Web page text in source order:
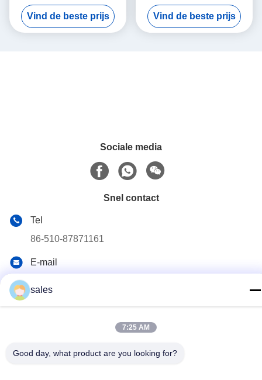
Gegalvaniseerde
Oppervlakte ASTM570 van
Pool 138KV van het Staalnut
Vind de beste prijs
M48-de Graad van
Ankerbout 60-90
Vind de beste prijs
Sociale media
Snel contact
Tel
86-510-87871161
E-mail
sales
7:25 AM
Good day, what product are you looking for?